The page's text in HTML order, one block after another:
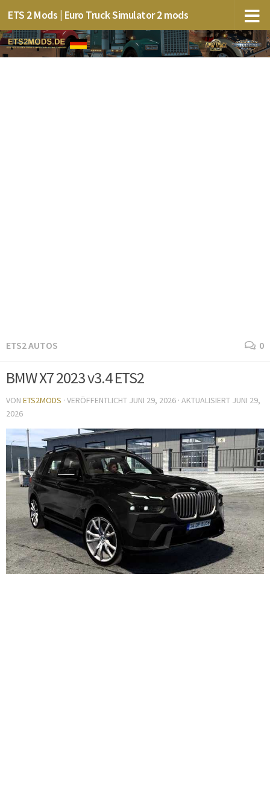
ETS 2 Mods | Euro Truck Simulator 2 mods
ETS2 AUTOS 0
BMW X7 2023 v3.4 ETS2
VON ETS2MODS · VERÖFFENTLICHT JUNI 29, 2026 · AKTUALISIERT JUNI 29,
2026